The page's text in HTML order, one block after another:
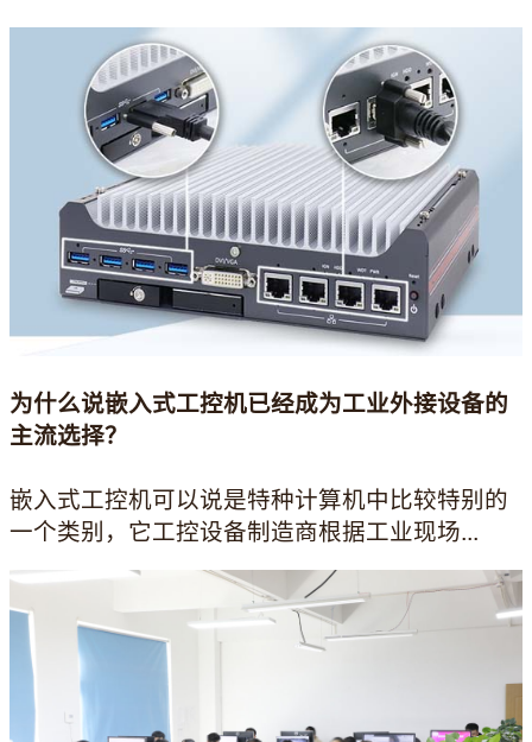
为什么说嵌入式工控机已经成为工业外接设备的
主流选择？
嵌入式工控机可以说是特种计算机中比较特别的
一个类别，它工控设备制造商根据工业现场...